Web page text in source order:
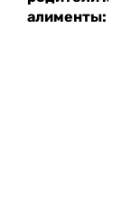
алименты: